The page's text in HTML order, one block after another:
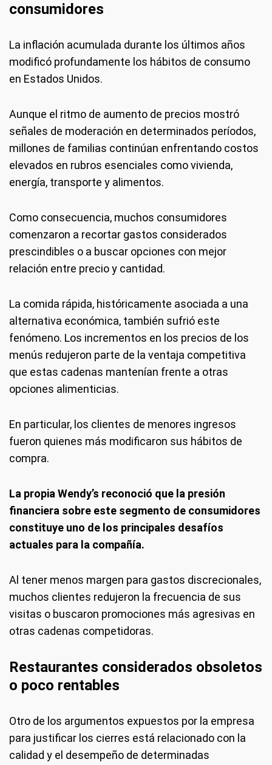
consumidores
La inflación acumulada durante los últimos años
modificó profundamente los hábitos de consumo
en Estados Unidos.
Aunque el ritmo de aumento de precios mostró
señales de moderación en determinados períodos,
millones de familias continúan enfrentando costos
elevados en rubros esenciales como vivienda,
energía, transporte y alimentos.
Como consecuencia, muchos consumidores
comenzaron a recortar gastos considerados
prescindibles o a buscar opciones con mejor
relación entre precio y cantidad.
La comida rápida, históricamente asociada a una
alternativa económica, también sufrió este
fenómeno. Los incrementos en los precios de los
menús redujeron parte de la ventaja competitiva
que estas cadenas mantenían frente a otras
opciones alimenticias.
En particular, los clientes de menores ingresos
fueron quienes más modificaron sus hábitos de
compra.
La propia Wendy’s reconoció que la presión
financiera sobre este segmento de consumidores
constituye uno de los principales desafíos
actuales para la compañía.
Al tener menos margen para gastos discrecionales,
muchos clientes redujeron la frecuencia de sus
visitas o buscaron promociones más agresivas en
otras cadenas competidoras.
Restaurantes considerados obsoletos
o poco rentables
Otro de los argumentos expuestos por la empresa
para justificar los cierres está relacionado con la
calidad y el desempeño de determinadas